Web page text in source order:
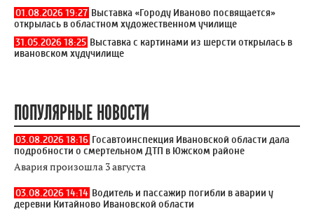
01.08.2026 19:27 Выставка «Городу Иваново посвящается»
открылась в областном художественном училище
31.05.2026 18:25 Выставка с картинами из шерсти открылась в
ивановском худучилище
ПОПУЛЯРНЫЕ НОВОСТИ
03.08.2026 18:16 Госавтоинспекция Ивановской области дала
подробности о смертельном ДТП в Южском районе
Авария произошла 3 августа
03.08.2026 14:14 Водитель и пассажир погибли в аварии у
деревни Китайново Ивановской области